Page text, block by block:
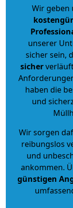
Wir geben
unserer
sicher sein,
sicher
haben die
und
Wir sorgen
reibungslos
und
ankommen.
günstigen